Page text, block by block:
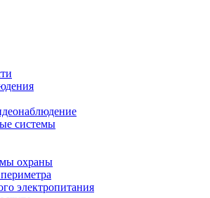
системы
охраны
электропитания